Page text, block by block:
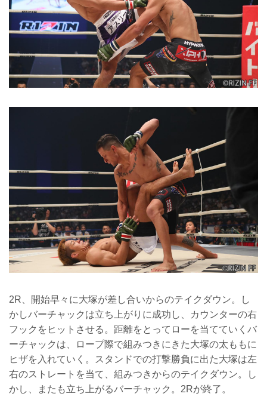
2R、開始早々に大塚が差し合いからのテイクダウン。し
かしバーチャックは立ち上がりに成功し、カウンターの右
フックをヒットさせる。距離をとってローを当てていくバ
ーチャックは、ロープ際で組みつきにきた大塚の太ももに
ヒザを入れていく。スタンドでの打撃勝負に出た大塚は左
右のストレートを当て、組みつきからのテイクダウン。し
かし、またも立ち上がるバーチャック。2Rが終了。